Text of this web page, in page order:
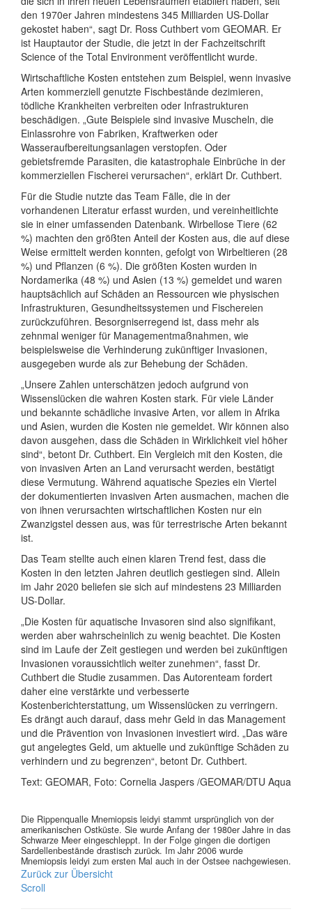
den 1970er Jahren mindestens 345 Milliarden US-Dollar
gekostet haben“, sagt Dr. Ross Cuthbert vom GEOMAR. Er
ist Hauptautor der Studie, die jetzt in der Fachzeitschrift
Science of the Total Environment veröffentlicht wurde.
Wirtschaftliche Kosten entstehen zum Beispiel, wenn invasive
Arten kommerziell genutzte Fischbestände dezimieren,
tödliche Krankheiten verbreiten oder Infrastrukturen
beschädigen. „Gute Beispiele sind invasive Muscheln, die
Einlassrohre von Fabriken, Kraftwerken oder
Wasseraufbereitungsanlagen verstopfen. Oder
gebietsfremde Parasiten, die katastrophale Einbrüche in der
kommerziellen Fischerei verursachen“, erklärt Dr. Cuthbert.
Für die Studie nutzte das Team Fälle, die in der
vorhandenen Literatur erfasst wurden, und vereinheitlichte
sie in einer umfassenden Datenbank. Wirbellose Tiere (62
%) machten den größten Anteil der Kosten aus, die auf diese
Weise ermittelt werden konnten, gefolgt von Wirbeltieren (28
%) und Pflanzen (6 %). Die größten Kosten wurden in
Nordamerika (48 %) und Asien (13 %) gemeldet und waren
hauptsächlich auf Schäden an Ressourcen wie physischen
Infrastrukturen, Gesundheitssystemen und Fischereien
zurückzuführen. Besorgniserregend ist, dass mehr als
zehnmal weniger für Managementmaßnahmen, wie
beispielsweise die Verhinderung zukünftiger Invasionen,
ausgegeben wurde als zur Behebung der Schäden.
„Unsere Zahlen unterschätzen jedoch aufgrund von
Wissenslücken die wahren Kosten stark. Für viele Länder
und bekannte schädliche invasive Arten, vor allem in Afrika
und Asien, wurden die Kosten nie gemeldet. Wir können also
davon ausgehen, dass die Schäden in Wirklichkeit viel höher
sind“, betont Dr. Cuthbert. Ein Vergleich mit den Kosten, die
von invasiven Arten an Land verursacht werden, bestätigt
diese Vermutung. Während aquatische Spezies ein Viertel
der dokumentierten invasiven Arten ausmachen, machen die
von ihnen verursachten wirtschaftlichen Kosten nur ein
Zwanzigstel dessen aus, was für terrestrische Arten bekannt
ist.
Das Team stellte auch einen klaren Trend fest, dass die
Kosten in den letzten Jahren deutlich gestiegen sind. Allein
im Jahr 2020 beliefen sie sich auf mindestens 23 Milliarden
US-Dollar.
„Die Kosten für aquatische Invasoren sind also signifikant,
werden aber wahrscheinlich zu wenig beachtet. Die Kosten
sind im Laufe der Zeit gestiegen und werden bei zukünftigen
Invasionen voraussichtlich weiter zunehmen“, fasst Dr.
Cuthbert die Studie zusammen. Das Autorenteam fordert
daher eine verstärkte und verbesserte
Kostenberichterstattung, um Wissenslücken zu verringern.
Es drängt auch darauf, dass mehr Geld in das Management
und die Prävention von Invasionen investiert wird. „Das wäre
gut angelegtes Geld, um aktuelle und zukünftige Schäden zu
verhindern und zu begrenzen“, betont Dr. Cuthbert.
Text: GEOMAR, Foto: Cornelia Jaspers /GEOMAR/DTU Aqua
Die Rippenqualle Mnemiopsis leidyi stammt ursprünglich von der
amerikanischen Ostküste. Sie wurde Anfang der 1980er Jahre in das
Schwarze Meer eingeschleppt. In der Folge gingen die dortigen
Sardellenbestände drastisch zurück. Im Jahr 2006 wurde
Mnemiopsis leidyi zum ersten Mal auch in der Ostsee nachgewiesen.
Zurück zur Übersicht
Scroll